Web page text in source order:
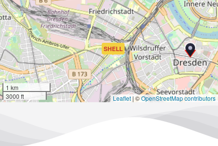
SHELL
1 km
3000 ft
Leaflet |©OpenStreetMap contributors